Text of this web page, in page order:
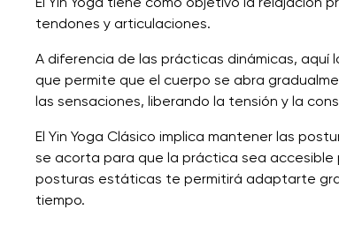
tendones y articulaciones.
A diferencia de las prácticas dinámicas,
que permite que el cuerpo se abra
las sensaciones, liberando la tensión y la
El Yin Yoga Clásico implica mantener las
se acorta para que la práctica sea
posturas estáticas te permitirá adaptarte
tiempo.